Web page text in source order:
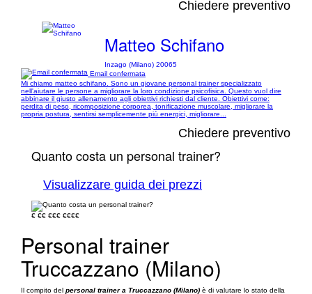
Chiedere preventivo
Matteo Schifano
Inzago (Milano) 20065
Email confermata
Mi chiamo matteo schifano. Sono un giovane personal trainer specializzato
nell'aiutare le persone a migliorare la loro condizione psicofisica. Questo vuol dire
abbinare il giusto allenamento agli obiettivi richiesti dal cliente. Obiettivi come:
perdita di peso, ricomposizione corporea, tonificazione muscolare, migliorare la
propria postura, sentirsi semplicemente più energici, migliorare...
Chiedere preventivo
Quanto costa un personal trainer?
Visualizzare guida dei prezzi
€ €€ €€€ €€€€
Personal trainer
Truccazzano (Milano)
Il compito del personal trainer a Truccazzano (Milano) è di valutare lo stato della